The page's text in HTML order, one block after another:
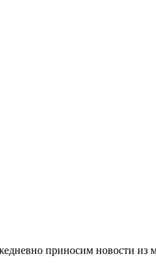
приносим новости